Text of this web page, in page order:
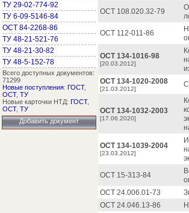
ТУ 29-02-774-92
ТУ 6-09-5146-84
ОСТ 84-2268-86
ТУ 48-21-521-76
ТУ 48-21-30-82
ТУ 48-5-152-78
Всего доступных документов:
71299
Новые поступления: ГОСТ,
ОСТ, ТУ
Новые карточки НТД: ГОСТ,
ОСТ, ТУ
Добавить документ
ОСТ 108.020.32-79
ОСТ 112-011-86
ОСТ 134-1016-98
[20.03.2012]
ОСТ 134-1020-2008
[21.03.2012]
ОСТ 134-1032-2003
[17.06.2020]
ОСТ 134-1039-2004
[23.03.2012]
ОСТ 15-313-84
ОСТ 24.006.01-73
ОСТ 24.046.13-86